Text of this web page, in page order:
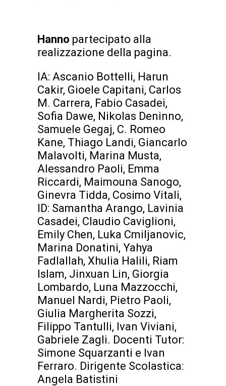
Hanno partecipato alla
realizzazione della pagina.
IA: Ascanio Bottelli, Harun
Cakir, Gioele Capitani, Carlos
M. Carrera, Fabio Casadei,
Sofia Dawe, Nikolas Deninno,
Samuele Gegaj, C. Romeo
Kane, Thiago Landi, Giancarlo
Malavolti, Marina Musta,
Alessandro Paoli, Emma
Riccardi, Maimouna Sanogo,
Ginevra Tidda, Cosimo Vitali,
ID: Samantha Arango, Lavinia
Casadei, Claudio Caviglioni,
Emily Chen, Luka Cmiljanovic,
Marina Donatini, Yahya
Fadlallah, Xhulia Halili, Riam
Islam, Jinxuan Lin, Giorgia
Lombardo, Luna Mazzocchi,
Manuel Nardi, Pietro Paoli,
Giulia Margherita Sozzi,
Filippo Tantulli, Ivan Viviani,
Gabriele Zagli. Docenti Tutor:
Simone Squarzanti e Ivan
Ferraro. Dirigente Scolastica:
Angela Batistini